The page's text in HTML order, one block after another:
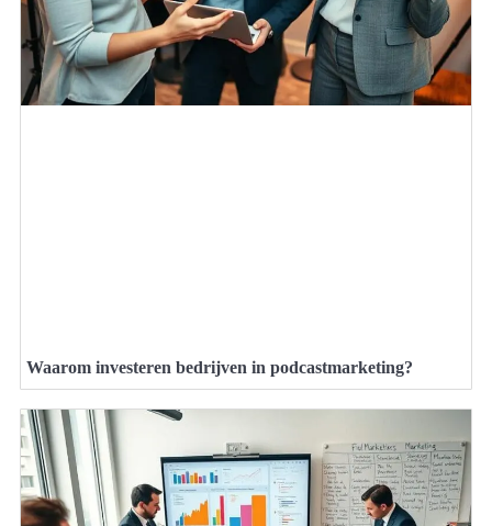
Waarom investeren bedrijven in podcastmarketing?